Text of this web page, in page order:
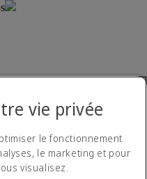
vie privée
le fonctionnement
le marketing et pour
visualisez.